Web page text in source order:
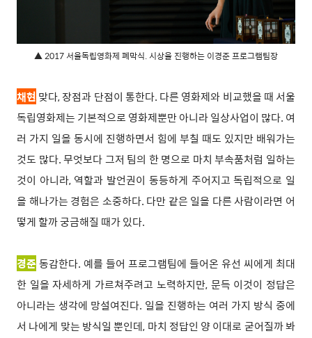
▲ 2017 서울독립영화제 폐막식. 시상을 진행하는 이경준 프로그램팀장
채현 맞다, 장점과 단점이 통한다. 다른 영화제와 비교했을 때 서울
독립영화제는 기본적으로 영화제뿐만 아니라 일상사업이 많다. 여
러 가지 일을 동시에 진행하면서 힘에 부칠 때도 있지만 배워가는
것도 많다. 무엇보다 그저 팀의 한 명으로 마치 부속품처럼 일하는
것이 아니라, 역할과 발언권이 동등하게 주어지고 독립적으로 일
을 해나가는 경험은 소중하다. 다만 같은 일을 다른 사람이라면 어
떻게 할까 궁금해질 때가 있다.
경준동감한다. 예를 들어 프로그램팀에 들어온 유선 씨에게 최대
한 일을 자세하게 가르쳐주려고 노력하지만, 문득 이것이 정답은
아니라는 생각에 망설여진다. 일을 진행하는 여러 가지 방식 중에
서 나에게 맞는 방식일 뿐인데, 마치 정답인 양 이대로 굳어질까 봐